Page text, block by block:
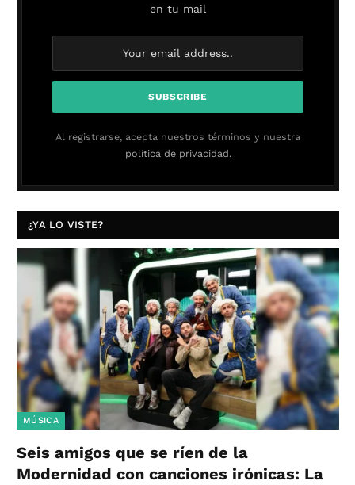
en tu mail
Al registrarse, acepta nuestros términos y nuestra
política de privacidad.
¿YA LO VISTE?
MÚSICA
Seis amigos que se ríen de la
Modernidad con canciones irónicas: La